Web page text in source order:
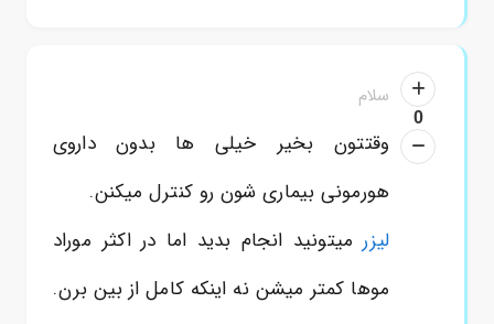
0
سلام
وقتتون بخیر خیلی ها بدون داروی
هورمونی بیماری شون رو کنترل میکنن.
لیزرمیتونید انجام بدید اما در اکثر موراد
موها کمتر میشن نه اینکه کامل از بین برن.